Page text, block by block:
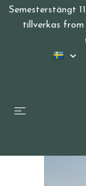
Semesterstängt
tillverkas